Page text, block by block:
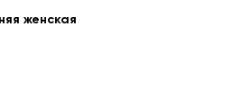
женская